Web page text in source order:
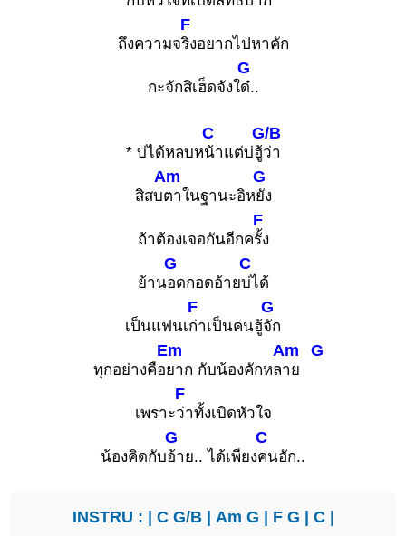
ถึงความจ
F
ริงอยากไปหาคัก
กะจักสิเฮ็ดจังใ
G
ด๋..
* บ่ได้หลบห
C
น้าแต่บ่ฮู้
G/B
ว่า
สิสบ
Am
ตาในฐานะอิห
G
ยัง
ถ้าต้องเจอกันอีกค
F
รั้ง
ย้าน
G
อดกอดอ้าย
C
บ่ได้
เป็นแฟนเ
F
ก่าเป็นคนฮู้
G
จัก
ทุกอย่างคือ
Em
ยาก กับน้องคักหล
Am
าย
G
เพราะ
F
ว่าทั้งเบิดหัวใจ
น้องคิดกับ
G
อ้าย.. ได้เพียง
C
คนฮัก..
INSTRU : | C G/B| Am G | F G | C|